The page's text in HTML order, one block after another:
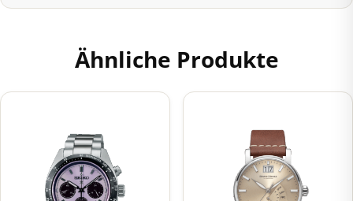
Ähnliche Produkte